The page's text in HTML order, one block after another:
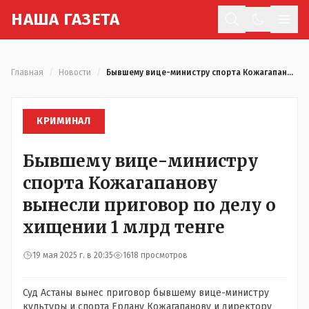
НАША ГАЗЕТА
Главная Новости Бывшему вице-министру спорта Кожагапанову вынесли приговор по делу о хищении 1 млрд тенге
КРИМИНАЛ
Бывшему вице-министру
спорта Кожагапанову
вынесли приговор по делу о
хищении 1 млрд тенге
19 мая 2025 г. в 20:35 1618 просмотров
Суд Астаны вынес приговор бывшему вице-министру
культуры и спорта Ерлану Кожагапанову и директору